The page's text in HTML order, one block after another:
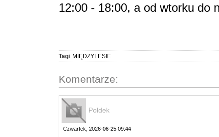
12:00 - 18:00, a od wtorku do
Tagi MIĘDZYLESIE
Komentarze:
Poldek
Czwartek, 2026-06-25 09:44